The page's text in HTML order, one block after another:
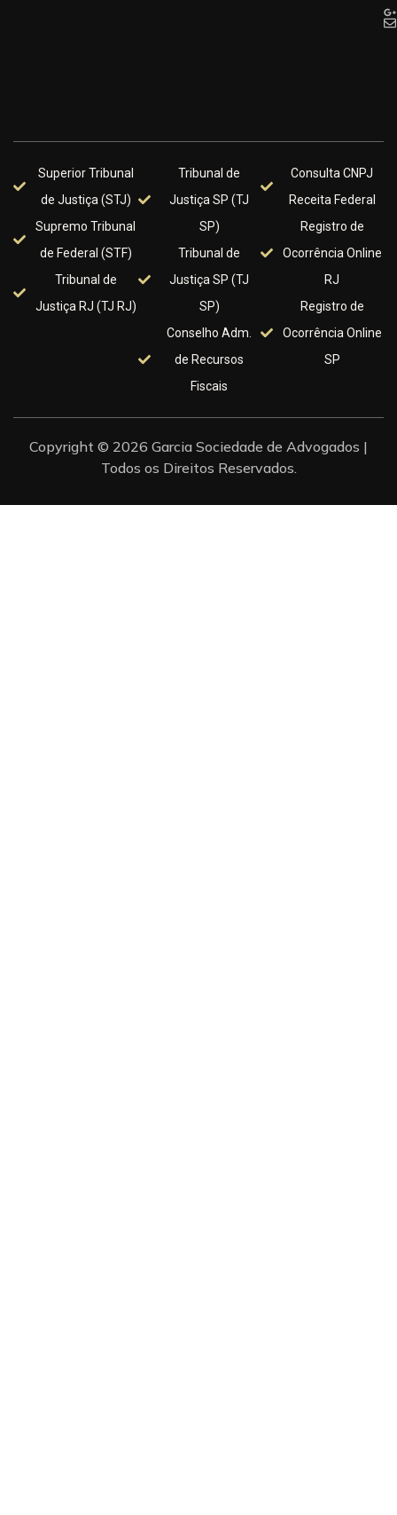
Superior Tribunal
de Justiça (STJ)
Supremo Tribunal
de Federal (STF)
Tribunal de
Justiça RJ (TJ RJ)
Tribunal de
Justiça SP (TJ
SP)
Tribunal de
Justiça SP (TJ
SP)
Conselho Adm.
de Recursos
Fiscais
Consulta CNPJ
Receita Federal
Registro de
Ocorrência Online
RJ
Registro de
Ocorrência Online
SP
Copyright © 2026 Garcia Sociedade de Advogados |
Todos os Direitos Reservados.